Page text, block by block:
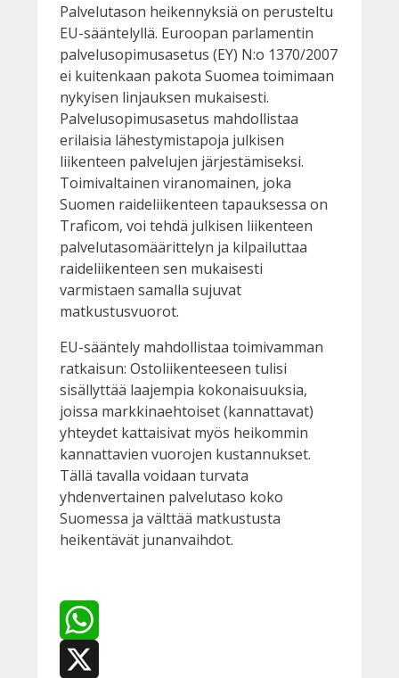
Palvelutason heikennyksiä on perusteltu
EU-sääntelyllä. Euroopan parlamentin
palvelusopimusasetus (EY) N:o 1370/2007
ei kuitenkaan pakota Suomea toimimaan
nykyisen linjauksen mukaisesti.
Palvelusopimusasetus mahdollistaa
erilaisia lähestymistapoja julkisen
liikenteen palvelujen järjestämiseksi.
Toimivaltainen viranomainen, joka
Suomen raideliikenteen tapauksessa on
Traficom, voi tehdä julkisen liikenteen
palvelutasomäärittelyn ja kilpailuttaa
raideliikenteen sen mukaisesti
varmistaen samalla sujuvat
matkustusvuorot.
EU-sääntely mahdollistaa toimivamman
ratkaisun: Ostoliikenteeseen tulisi
sisällyttää laajempia kokonaisuuksia,
joissa markkinaehtoiset (kannattavat)
yhteydet kattaisivat myös heikommin
kannattavien vuorojen kustannukset.
Tällä tavalla voidaan turvata
yhdenvertainen palvelutaso koko
Suomessa ja välttää matkustusta
heikentävät junanvaihdot.
WhatsApp